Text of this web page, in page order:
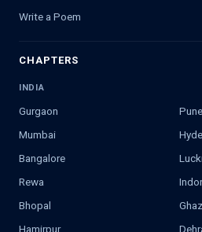
Write a Poem
CHAPTERS
INDIA
Gurgaon
Pune
Mumbai
Bangalore
Rewa
Bhopal
Hamirpur